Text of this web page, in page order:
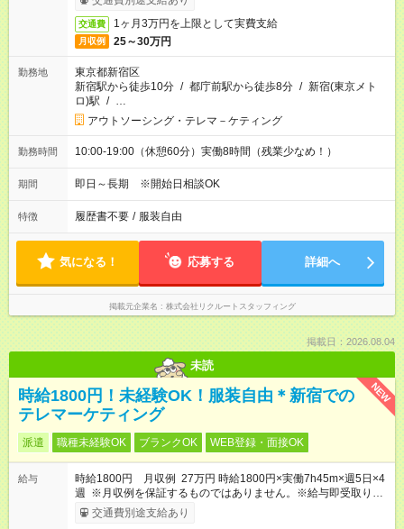
交通費 1ヶ月3万円を上限として実費支給
月収例 25～30万円
勤務地
東京都新宿区
新宿駅から徒歩10分 / 都庁前駅から徒歩8分 / 新宿(東京メト
ロ)駅 / …
アウトソーシング・テレマ－ケティング
勤務時間 10:00-19:00（休憩60分）実働8時間（残業少なめ！）
期間 即日～長期 ※開始日相談OK
特徴 履歴書不要 / 服装自由
気になる！ 応募する 詳細へ
掲載元企業名 株式会社リクルートスタッフィング
掲載日：2026.08.04
未読
NEW
時給1800円！未経験OK！服装自由＊新宿での
テレマーケティング
派遣 職種未経験OK ブランクOK WEB登録・面接OK
給与
時給1800円 月収例 27万円 時給1800円×実働7h45m×週5日×4
週 ※月収例を保証するものではありません。※給与即受取りサ
ービス利用可（利用条件有）
交通費別途支給あり